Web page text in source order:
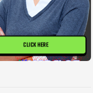
CLICK HERE